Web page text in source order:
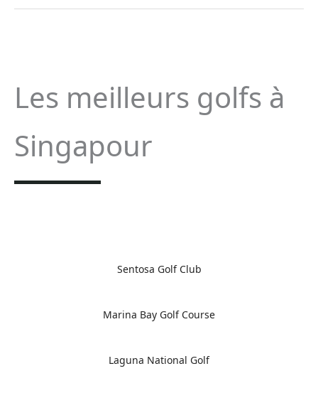
Les meilleurs golfs à
Singapour
Sentosa Golf Club
Marina Bay Golf Course
Laguna National Golf